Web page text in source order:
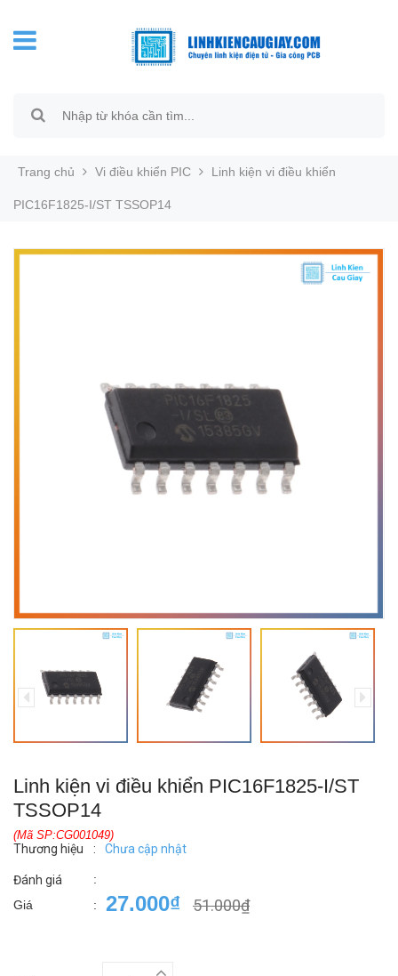
Trang chủ Vi điều khiển PIC Linh kiện vi điều khiển
PIC16F1825-I/ST TSSOP14
Linh kiện vi điều khiển PIC16F1825-I/ST
TSSOP14
(Mã SP:CG001049)
Thương hiệu : Chưa cập nhật
Đánh giá
:
Giá
: 27.000₫ 51.000₫